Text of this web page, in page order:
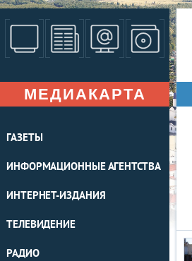
МЕДИАКАРТА
ГАЗЕТЫ
ИНФОРМАЦИОННЫЕ АГЕНТСТВА
ИНТЕРНЕТ-ИЗДАНИЯ
ТЕЛЕВИДЕНИЕ
РАДИО